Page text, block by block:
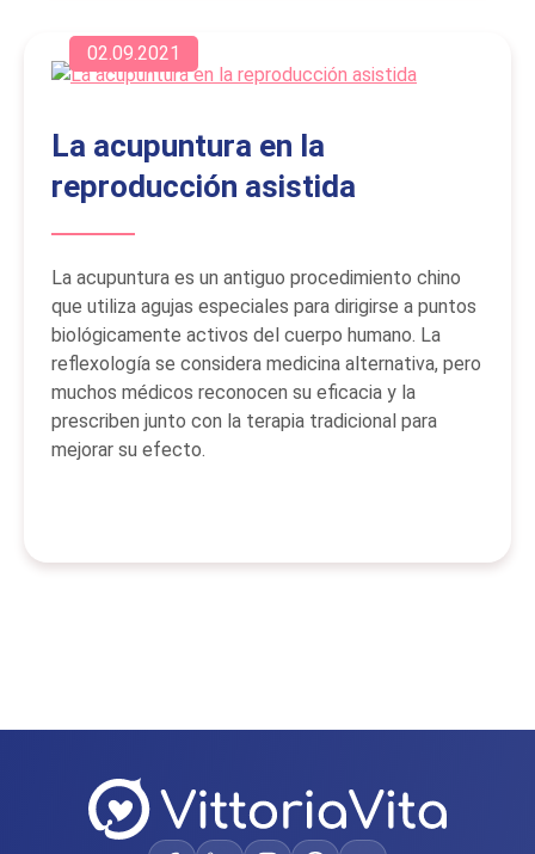
02.09.2021
La acupuntura en la
reproducción asistida
La acupuntura es un antiguo procedimiento chino
que utiliza agujas especiales para dirigirse a puntos
biológicamente activos del cuerpo humano. La
reflexología se considera medicina alternativa, pero
muchos médicos reconocen su eficacia y la
prescriben junto con la terapia tradicional para
mejorar su efecto.